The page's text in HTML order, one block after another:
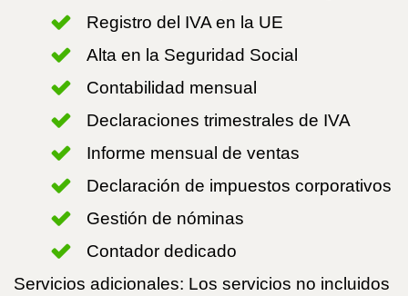
Registro del IVA en la UE
Alta en la Seguridad Social
Contabilidad mensual
Declaraciones trimestrales de IVA
Informe mensual de ventas
Declaración de impuestos corporativos
Gestión de nóminas
Contador dedicado
Servicios adicionales: Los servicios no incluidos